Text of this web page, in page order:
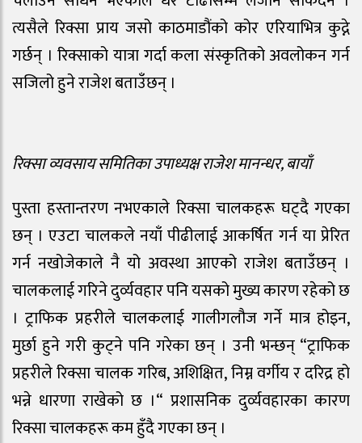
त्यसैले रिक्सा प्राय जसो काठमाडौंको कोर एरियाभित्र कुद्ने
गर्छन् । रिक्साको यात्रा गर्दा कला संस्कृतिको अवलोकन गर्न
सजिलो हुने राजेश बताउँछन् ।
रिक्सा व्यवसाय समितिका उपाध्यक्ष राजेश मानन्धर, बायाँ
पुस्ता हस्तान्तरण नभएकाले रिक्सा चालकहरू घट्दै गएका
छन् । एउटा चालकले नयाँ पीढीलाई आकर्षित गर्न या प्रेरित
गर्न नखोजेकाले नै यो अवस्था आएको राजेश बताउँछन् ।
चालकलाई गरिने दुर्व्यवहार पनि यसको मुख्य कारण रहेको छ
। ट्राफिक प्रहरीले चालकलाई गालीगलौज गर्ने मात्र होइन,
मुर्छा हुने गरी कुट्ने पनि गरेका छन् । उनी भन्छन् “ट्राफिक
प्रहरीले रिक्सा चालक गरिब, अशिक्षित, निम्न वर्गीय र दरिद्र हो
भन्ने धारणा राखेको छ ।“ प्रशासनिक दुर्व्यवहारका कारण
रिक्सा चालकहरू कम हुँदै गएका छन् ।